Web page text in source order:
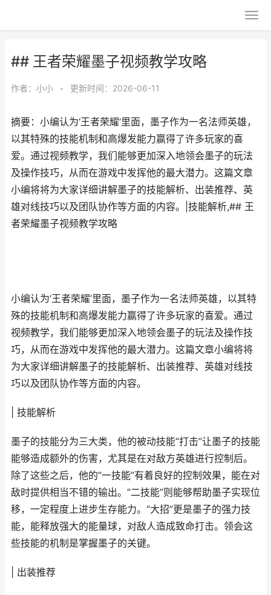
## 王者荣耀墨子视频教学攻略
作者： 小小 • 更新时间：2026-06-11
摘要：小编认为‘王者荣耀’里面，墨子作为一名法师英雄，
以其特殊的技能机制和高爆发能力赢得了许多玩家的喜
爱。通过视频教学，我们能够更加深入地领会墨子的玩法
及操作技巧，从而在游戏中发挥他的最大潜力。这篇文章
小编将将为大家详细讲解墨子的技能解析、出装推荐、英
雄对线技巧以及团队协作等方面的内容。|技能解析,## 王
者荣耀墨子视频教学攻略
小编认为‘王者荣耀’里面，墨子作为一名法师英雄，以其特
殊的技能机制和高爆发能力赢得了许多玩家的喜爱。通过
视频教学，我们能够更加深入地领会墨子的玩法及操作技
巧，从而在游戏中发挥他的最大潜力。这篇文章小编将将
为大家详细讲解墨子的技能解析、出装推荐、英雄对线技
巧以及团队协作等方面的内容。
| 技能解析
墨子的技能分为三大类，他的被动技能“打击”让墨子的技能
能够造成额外的伤害，尤其是在对敌方英雄进行控制后。
除了这些之后，他的“一技能”有着良好的控制效果，能在对
敌时提供相当不错的输出。“二技能”则能够帮助墨子实现位
移，一定程度上进步生存能力。“大招”更是墨子的强力技
能，能释放强大的能量球，对敌人造成致命打击。领会这
些技能的机制是掌握墨子的关键。
| 出装推荐